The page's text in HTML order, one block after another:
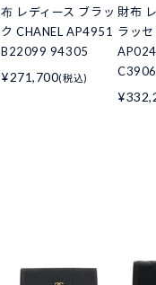
布 レディース ブラッ
ク CHANEL AP4951
B22099 94305
¥271,700(税込)
財布
ラッ
C3906